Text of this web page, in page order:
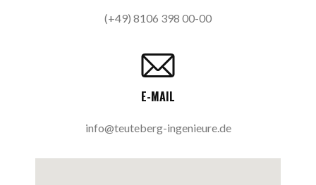
(+49) 8106 398 00-00
E-MAIL
info@teuteberg-ingenieure.de